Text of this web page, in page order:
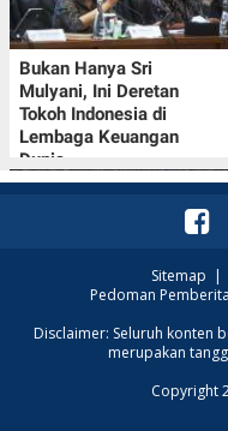
Bukan Hanya Sri
Mulyani, Ini Deretan
Tokoh Indonesia di
Lembaga Keuangan
Dunia
Klasemen Grup A Piala
AFF 2026: Ini Skenario
Sitemap |
Pedoman
Disclaimer: Seluruh konten
merupakan
Copyright